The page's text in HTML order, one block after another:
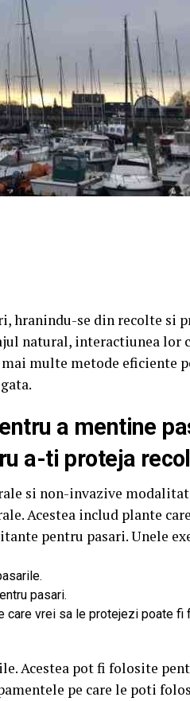
hranindu-se din recolte si
natural, interactiunea lor
multe metode eficiente
a mentine
a-ti proteja
si non-invazive
Acestea includ plante
pentru pasari. Unele
pasari.
care vrei sa le protejezi poate fi
Acestea pot fi folosite
pe care le poti